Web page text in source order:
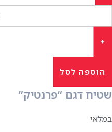
הוספה לסל
שטיח דגם “פרנטיק”
במלאי